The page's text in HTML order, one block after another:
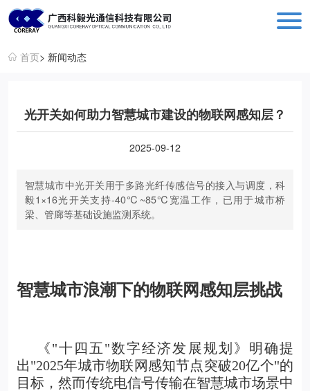
科毅光通信 - 光开关器件与设备生产销售厂商
首页> 新闻动态
光开关如何助力智慧城市建设的物联网感知层？
2025-09-12
智慧城市中光开关用于多路光纤传感信号的接入与调度，科
毅1×16光开关支持-40℃~85℃宽温工作，已用于城市桥
梁、管廊等基础设施监测系统。
智慧城市浪潮下的物联网感知层挑战
《"十四五"数字经济发展规划》明确提
出"2025年城市物联网感知节点突破20亿个"的
目标，然而传统电信号传输在智慧城市场景中